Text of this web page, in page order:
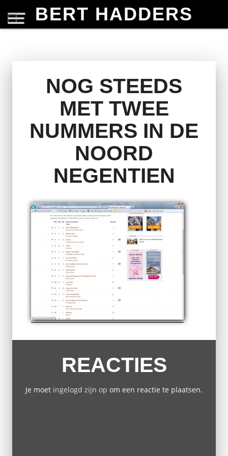
BERT HADDERS
NOG STEEDS
MET TWEE
NUMMERS IN DE
NOORD
NEGENTIEN
REACTIES
Je moet ingelogd zijn op om een reactie te plaatsen.